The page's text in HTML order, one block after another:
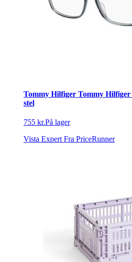
Tommy Hilfiger Tommy Hilfiger
stel
755 kr.På lager
Vista Expert Fra PriceRunner